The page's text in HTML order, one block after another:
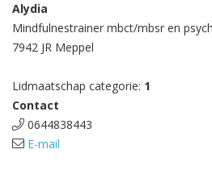
Alydia
Mindfulnestrainer mbct/mbsr en
7942 JR Meppel
Lidmaatschap categorie: 1
Contact
0644838443
E-mail